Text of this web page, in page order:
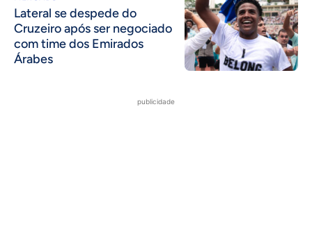
Lateral se despede do
Cruzeiro após ser negociado
com time dos Emirados
Árabes
publicidade